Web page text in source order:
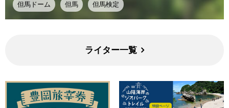
但馬ドーム 但馬 但馬検定
ライター一覧